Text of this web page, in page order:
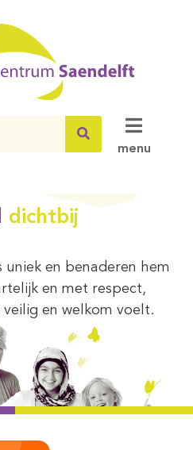
menu
dichtbij
uniek en benaderen hem
en met respect,
en welkom voelt.